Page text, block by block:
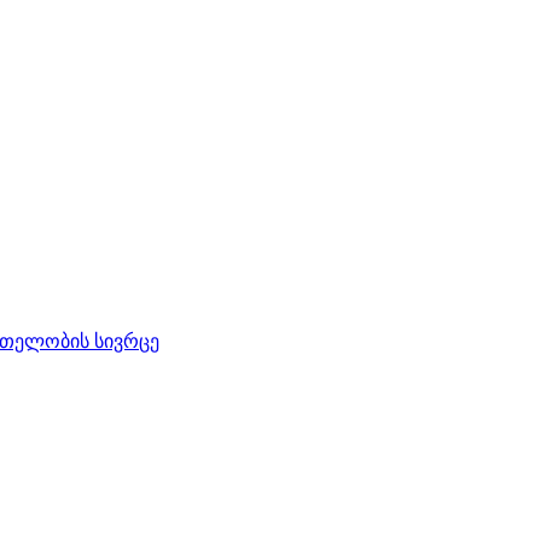
სივრცე